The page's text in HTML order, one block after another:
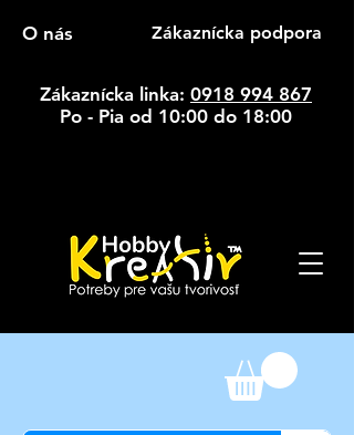
O nás Zákaznícka podpora
Zákaznícka linka: 0918 994 867
Po - Pia od 10:00 do 18:00